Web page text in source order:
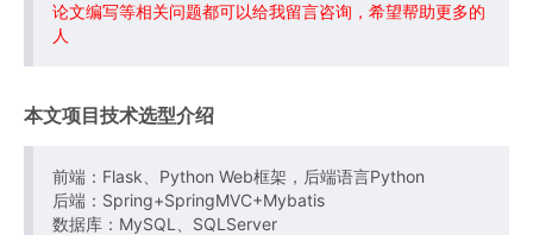
论文编写等相关问题都可以给我留言咨询，希望帮助更多的
人
本文项目技术选型介绍
前端：Flask、Python Web框架，后端语言Python
后端：Spring+SpringMVC+Mybatis
数据库：MySQL、SQLServer